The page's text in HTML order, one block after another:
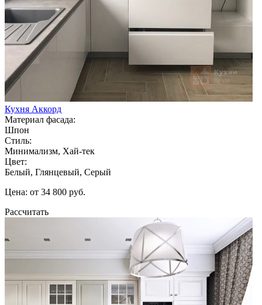
Кухня Аккорд
Материал фасада:
Шпон
Стиль:
Минимализм, Хай-тек
Цвет:
Белый, Глянцевый, Серый
Цена: от 34 800 руб.
Рассчитать